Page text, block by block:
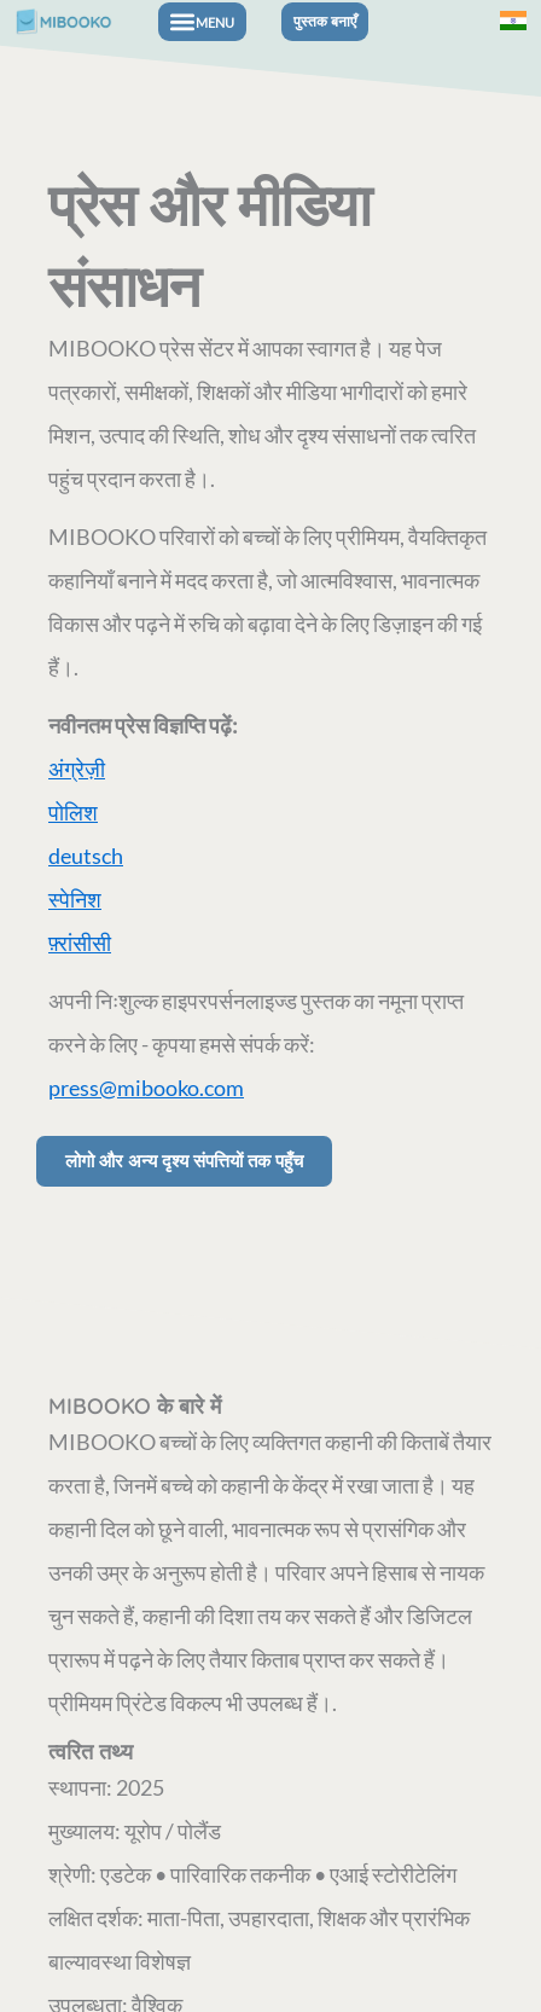
सामग्री
पुस्तक बनाएँ
प्रेस और मीडिया
संसाधन
MIBOOKO प्रेस सेंटर में आपका स्वागत है। यह पेज
पत्रकारों, समीक्षकों, शिक्षकों और मीडिया भागीदारों को हमारे
मिशन, उत्पाद की स्थिति, शोध और दृश्य संसाधनों तक त्वरित
पहुंच प्रदान करता है।.
MIBOOKO परिवारों को बच्चों के लिए प्रीमियम, वैयक्तिकृत
कहानियाँ बनाने में मदद करता है, जो आत्मविश्वास, भावनात्मक
विकास और पढ़ने में रुचि को बढ़ावा देने के लिए डिज़ाइन की गई
हैं।.
नवीनतम प्रेस विज्ञप्ति पढ़ें:
अंग्रेज़ी
पोलिश
deutsch
स्पेनिश
फ़्रांसीसी
अपनी निःशुल्क हाइपरपर्सनलाइज्ड पुस्तक का नमूना प्राप्त
करने के लिए - कृपया हमसे संपर्क करें:
press@mibooko.com
लोगो और अन्य दृश्य संपत्तियों तक पहुँच
MIBOOKO के बारे में
MIBOOKO बच्चों के लिए व्यक्तिगत कहानी की किताबें तैयार
करता है, जिनमें बच्चे को कहानी के केंद्र में रखा जाता है। यह
कहानी दिल को छूने वाली, भावनात्मक रूप से प्रासंगिक और
उनकी उम्र के अनुरूप होती है। परिवार अपने हिसाब से नायक
चुन सकते हैं, कहानी की दिशा तय कर सकते हैं और डिजिटल
प्रारूप में पढ़ने के लिए तैयार किताब प्राप्त कर सकते हैं।
प्रीमियम प्रिंटेड विकल्प भी उपलब्ध हैं।.
त्वरित तथ्य
स्थापना: 2025
मुख्यालय: यूरोप / पोलैंड
श्रेणी: एडटेक • पारिवारिक तकनीक • एआई स्टोरीटेलिंग
लक्षित दर्शक: माता-पिता, उपहारदाता, शिक्षक और प्रारंभिक
बाल्यावस्था विशेषज्ञ
उपलब्धता: वैश्विक